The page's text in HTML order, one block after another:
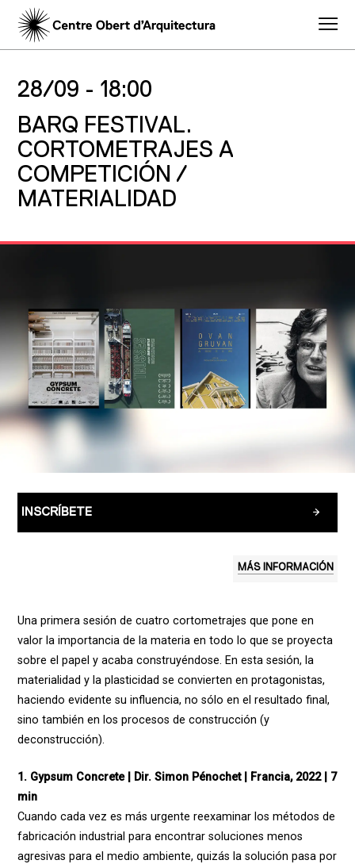
28/09 - 18:00
BARQ FESTIVAL.
CORTOMETRAJES A
COMPETICIÓN /
MATERIALIDAD
INSCRÍBETE
MÁS INFORMACIÓN
Una primera sesión de cuatro cortometrajes que pone en
valor la importancia de la materia en todo lo que se proyecta
sobre el papel y acaba construyéndose. En esta sesión, la
materialidad y la plasticidad se convierten en protagonistas,
haciendo evidente su influencia, no sólo en el resultado final,
sino también en los procesos de construcción (y
deconstrucción).
1. Gypsum Concrete | Dir. Simon Pénochet | Francia, 2022 | 7
min
Cuando cada vez es más urgente reexaminar los métodos de
fabricación industrial para encontrar soluciones menos
agresivas para el medio ambiente, quizás la solución pasa por